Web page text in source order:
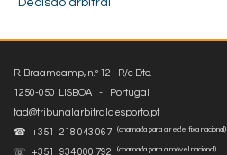
Decisão arbitral
R. Braamcamp, n.º 12 - R/c Dto.
1250-050 LISBOA - Portugal
tad@tribunalarbitraldesporto.pt
☎ +351 218 043 067
(chamada para a rede fixa nacional)
☏ +351 934 000 792 (chamada para a móvel nacional)